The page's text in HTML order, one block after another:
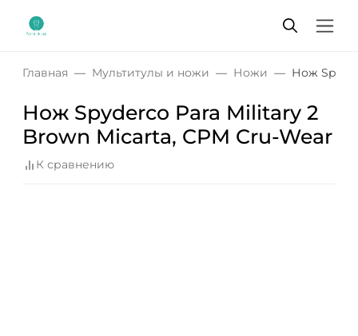
Главная Мультитулы и ножи Ножи Нож
Нож Spyderco Para Military 2
Brown Micarta, CPM Cru-Wear
К сравнению